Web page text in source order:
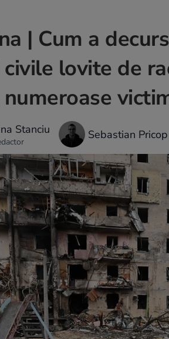
| Cum a
lovite de
Stanciu Sebastian Pricop